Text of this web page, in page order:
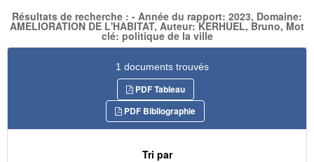
Résultats de recherche : - Année du rapport: 2023, Domaine:
AMELIORATION DE L'HABITAT, Auteur: KERHUEL, Bruno, Mot
clé: politique de la ville
1 documents trouvés
PDF Tableau
PDF Bibliographie
Tri par